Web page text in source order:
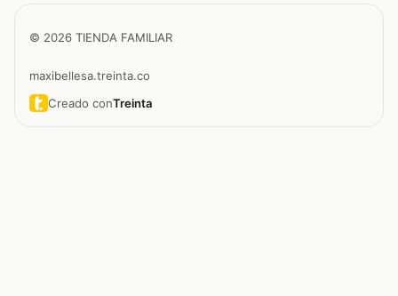
© 2026 TIENDA FAMILIAR
maxibellesa.treinta.co
Creado conTreinta